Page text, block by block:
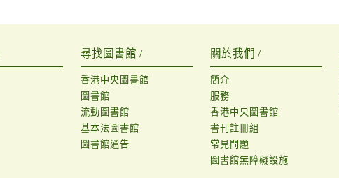
尋找圖書館 /
香港中央圖書館
圖書館
流動圖書館
基本法圖書館
圖書館通告
關於我們 /
簡介
服務
香港中央圖書館
書刊註冊組
常見問題
圖書館無障礙設施